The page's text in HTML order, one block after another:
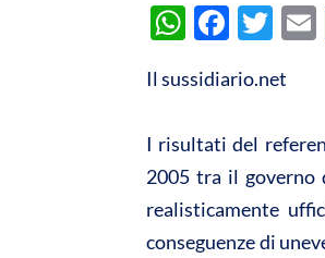
W
at
s
A
p
p
F
e
b
o
o
k
T
itt
er
Il sussidiario.net
I risultati del
2005 tra il governo
realisticamente
conseguenze di